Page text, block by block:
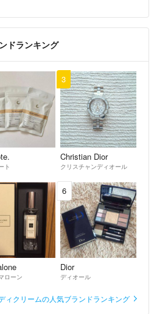
ドランキング
ト
3
Christian Dior
クリスチャンディオール
ローン
6
Dior
ディオール
ィクリームの人気ブランドランキング